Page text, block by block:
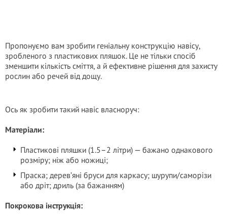
Пропонуємо вам зробити геніальну конструкцію навісу,
зробленого з пластикових пляшок. Це не тільки спосіб
зменшити кількість сміття, а й ефективне рішення для захисту
рослин або речей від дощу.
Ось як зробити такий навіс власноруч:
Матеріали:
Пластикові пляшки (1.5–2 літри) — бажано однакового
розміру; ніж або ножиці;
Праска; дерев’яні бруси для каркасу; шурупи/саморізи
або дріт; дриль (за бажанням)
Покрокова інструкція: